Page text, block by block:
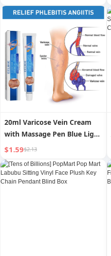
Computer Keyboard Mat
Non-Slip Rubber Base
20ml Varicose Vein Cream
with Massage Pen Blue Light
Therapy Skin Spots Removal
$1.59$2.13